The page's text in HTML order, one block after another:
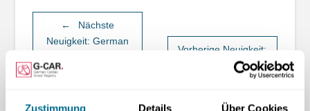
Zustimmung Details Über Cookies
←
Nächste
Neuigkeit: German
Registry: rationale
CAR
Vorherige Neuigkeit:
100 eingeschlossene
→